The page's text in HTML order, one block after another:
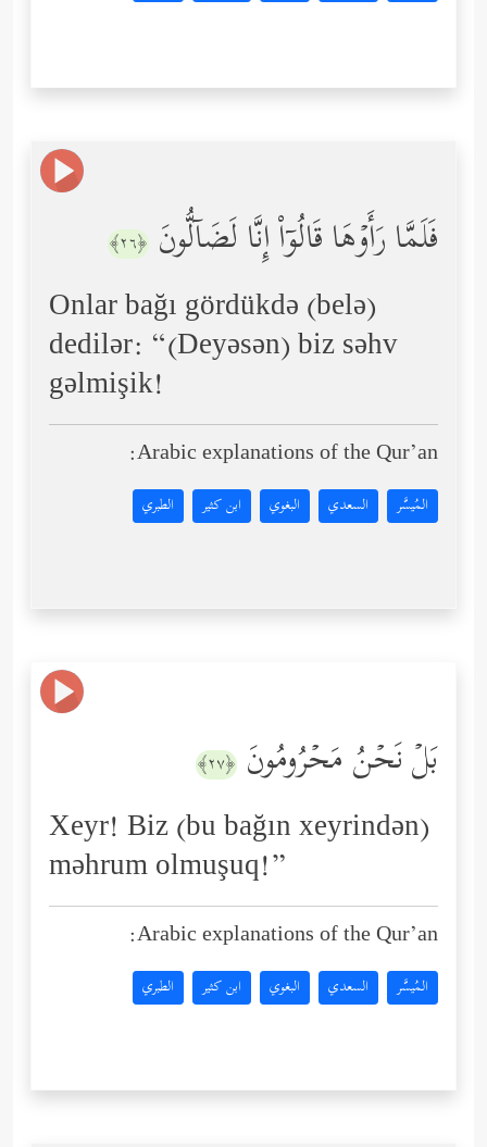
فَلَمَّا رَأَوۡهَا قَالُوۤاْ إِنَّا لَضَاۤلُّونَ ﴿٢٦﴾
Onlar bağı gördükdə (belə)
dedilər: “(Deyəsən) biz səhv
gəlmişik!
Arabic explanations of the Qur’an:
المُيسَّر السعدي البغوي ابن كثير الطبري
بَلۡ نَحۡنُ مَحۡرُومُونَ ﴿٢٧﴾
Xeyr! Biz (bu bağın xeyrindən)
məhrum olmuşuq!”
Arabic explanations of the Qur’an:
المُيسَّر السعدي البغوي ابن كثير الطبري